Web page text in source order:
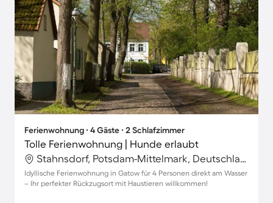
Ferienwohnung ∙ 4 Gäste ∙ 2 Schlafzimmer
Tolle Ferienwohnung | Hunde erlaubt
Stahnsdorf, Potsdam-Mittelmark, Deutschland
Idyllische Ferienwohnung in Gatow für 4 Personen direkt am Wasser
– Ihr perfekter Rückzugsort mit Haustieren willkommen!